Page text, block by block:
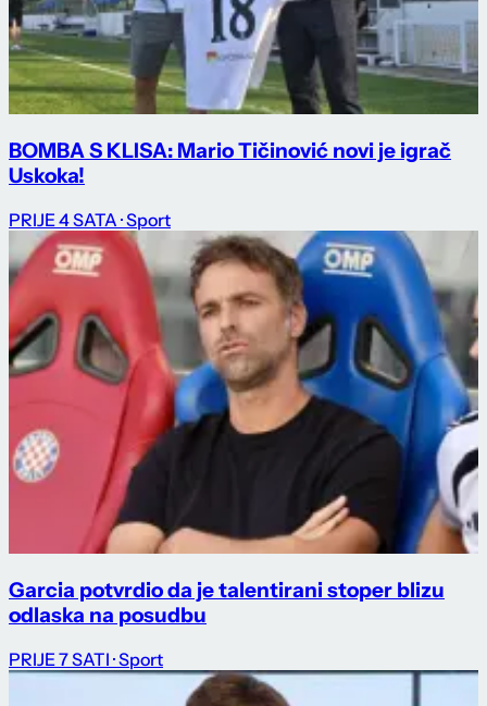
BOMBA S KLISA: Mario Tičinović novi je igrač
Uskoka!
PRIJE 4 SATA · Sport
Garcia potvrdio da je talentirani stoper blizu
odlaska na posudbu
PRIJE 7 SATI · Sport